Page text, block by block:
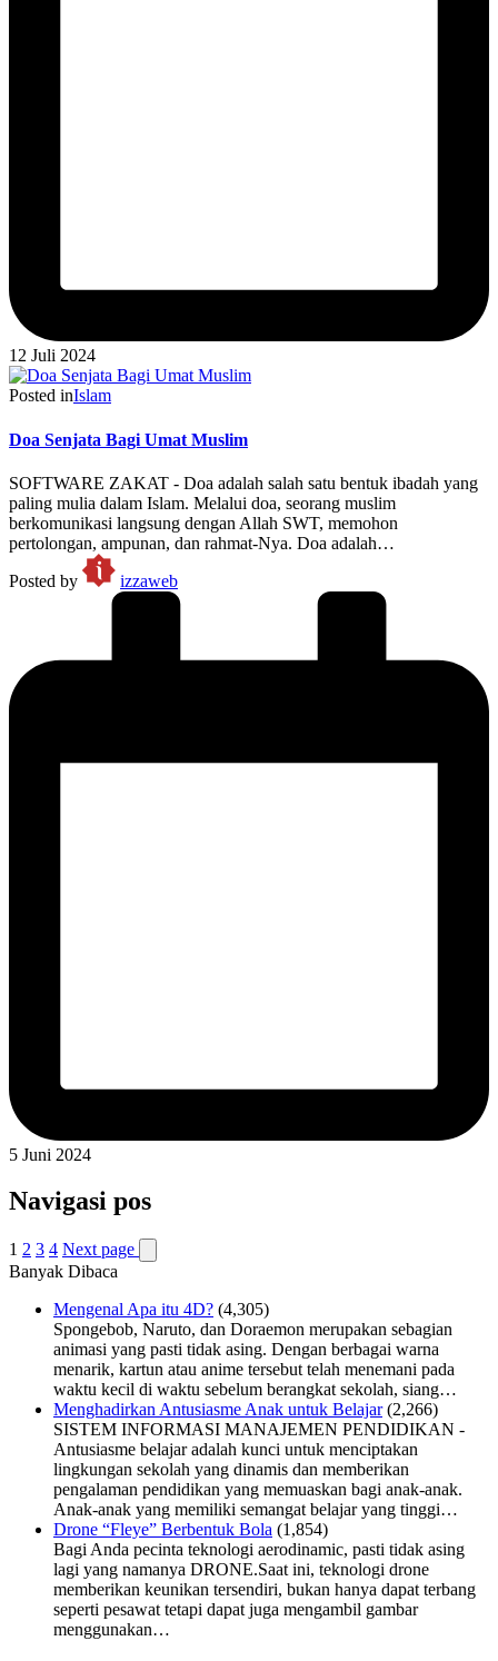
12 Juli 2024
Posted inIslam
Doa Senjata Bagi Umat Muslim
SOFTWARE ZAKAT - Doa adalah salah satu bentuk ibadah yang
paling mulia dalam Islam. Melalui doa, seorang muslim
berkomunikasi langsung dengan Allah SWT, memohon
pertolongan, ampunan, dan rahmat-Nya. Doa adalah…
Posted by
izzaweb
5 Juni 2024
Navigasi pos
1 2 3 4 Next page
Banyak Dibaca
Mengenal Apa itu 4D? (4,305)
Spongebob, Naruto, dan Doraemon merupakan sebagian
animasi yang pasti tidak asing. Dengan berbagai warna
menarik, kartun atau anime tersebut telah menemani pada
waktu kecil di waktu sebelum berangkat sekolah, siang…
Menghadirkan Antusiasme Anak untuk Belajar (2,266)
SISTEM INFORMASI MANAJEMEN PENDIDIKAN -
Antusiasme belajar adalah kunci untuk menciptakan
lingkungan sekolah yang dinamis dan memberikan
pengalaman pendidikan yang memuaskan bagi anak-anak.
Anak-anak yang memiliki semangat belajar yang tinggi…
Drone “Fleye” Berbentuk Bola (1,854)
Bagi Anda pecinta teknologi aerodinamic, pasti tidak asing
lagi yang namanya DRONE.Saat ini, teknologi drone
memberikan keunikan tersendiri, bukan hanya dapat terbang
seperti pesawat tetapi dapat juga mengambil gambar
menggunakan…